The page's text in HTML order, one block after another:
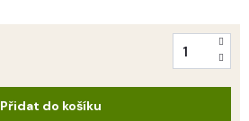
Přidat do košíku